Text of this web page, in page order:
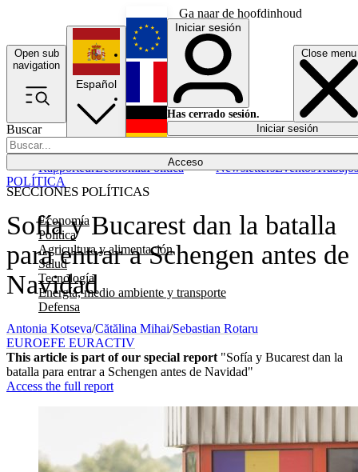
Ga naar de hoofdinhoud
Open sub
navigation
Close menu
Buscar
Acceso
SECCIONES POLÍTICAS
Economía
Política
Agricultura y alimentación
Salud
Tecnología
Energía, medio ambiente y transporte
Defensa
RapporteurEconomíaPolítica NewslettersEventosTrabajos
Español
English
Français
Iniciar sesión
Has cerrado sesión.
Iniciar sesión
Sofía y Bucarest dan la batalla
para entrar a Schengen antes de
Navidad
POLÍTICA
Antonia Kotseva/Cătălina Mihai/Sebastian Rotaru
EUROEFE EURACTIV
This article is part of our special report "Sofía y Bucarest dan la
batalla para entrar a Schengen antes de Navidad"
Access the full report